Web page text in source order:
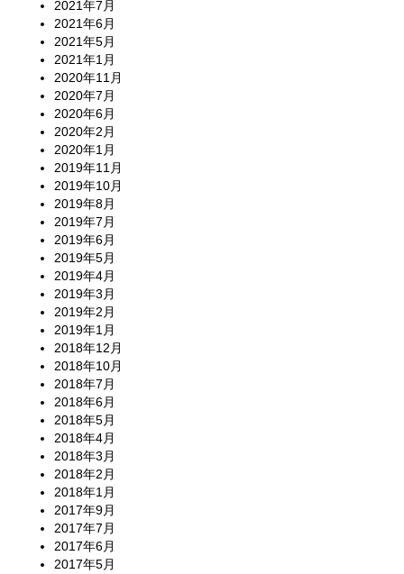
2021年7月
2021年6月
2021年5月
2021年1月
2020年11月
2020年7月
2020年6月
2020年2月
2020年1月
2019年11月
2019年10月
2019年8月
2019年7月
2019年6月
2019年5月
2019年4月
2019年3月
2019年2月
2019年1月
2018年12月
2018年10月
2018年7月
2018年6月
2018年5月
2018年4月
2018年3月
2018年2月
2018年1月
2017年9月
2017年7月
2017年6月
2017年5月